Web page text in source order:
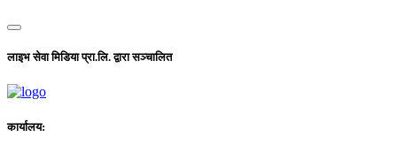
लाइभ सेवा मिडिया प्रा.लि. द्वारा सञ्चालित
कार्यालय: